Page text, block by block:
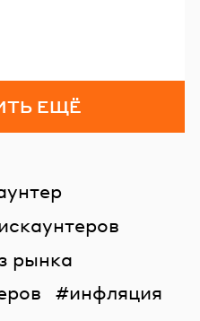
ЕЩЁ
рынка
инфляция